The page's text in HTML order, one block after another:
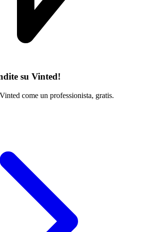
su Vinted!
come un professionista, gratis.